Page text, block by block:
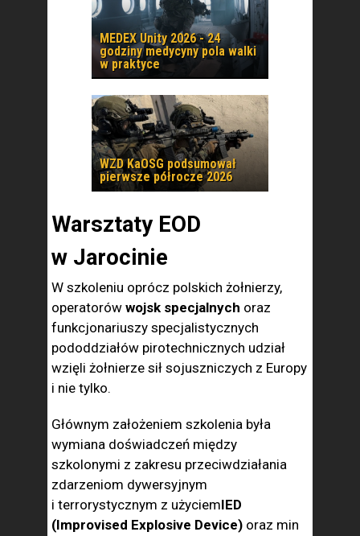
MEDEX Unity 2026 - 24
godziny medycyny pola walki
w praktyce
WZD KaOSG podsumował
pierwsze półrocze 2026
Warsztaty EOD
w Jarocinie
W szkoleniu oprócz polskich żołnierzy,
operatorów wojsk specjalnych oraz
funkcjonariuszy specjalistycznych
pododdziałów pirotechnicznych udział
wzięli żołnierze sił sojuszniczych z Europy
i nie tylko.
Głównym założeniem szkolenia była
wymiana doświadczeń między
szkolonymi z zakresu przeciwdziałania
zdarzeniom dywersyjnym
i terrorystycznym z użyciemIED
(Improvised Explosive Device) oraz min